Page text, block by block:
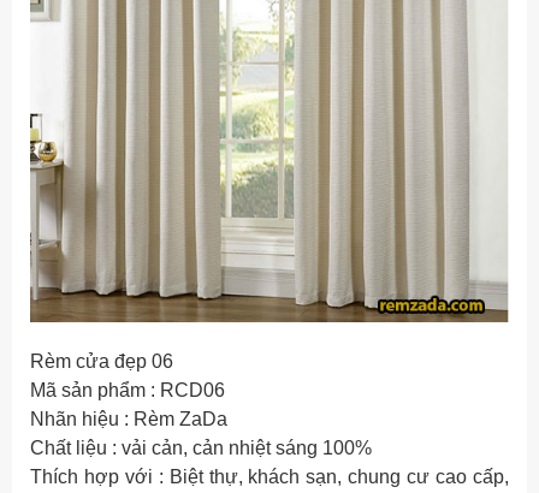
Rèm cửa đẹp 06
Mã sản phẩm : RCD06
Nhãn hiệu : Rèm ZaDa
Chất liệu : vải cản, cản nhiệt sáng 100%
Thích hợp với : Biệt thự, khách sạn, chung cư cao cấp,